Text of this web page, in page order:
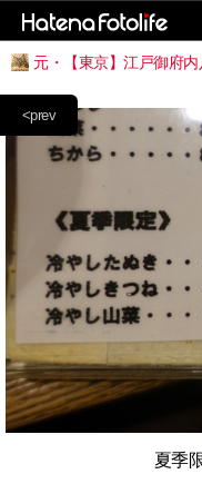
元・【東京】江戸御府
<prev
夏季